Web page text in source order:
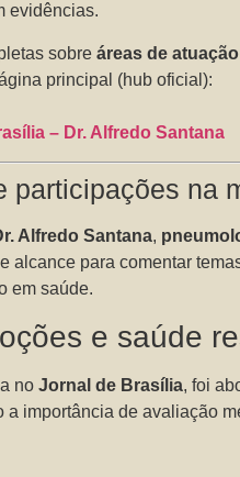
evidências.
sobreáreas de
principal (hub oficial):
– Dr. Alfredo Santana
participações na
Alfredo Santana,
alcance para comentar
em saúde.
e saúde
noJornal de Brasília, foi
a importância de avaliação